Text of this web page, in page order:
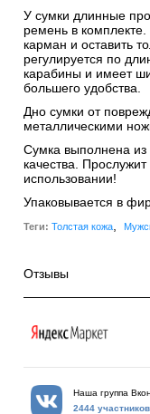
У сумки длинные
ремень в
карман и оставить
регулируется по
карабины и имеет
большего удобства.
Дно сумки от
металлическими
Сумка выполнена из
качества.
использовании!
Упаковывается в
Теги: Толстая кожа
Отзывы
Наша группа
2444